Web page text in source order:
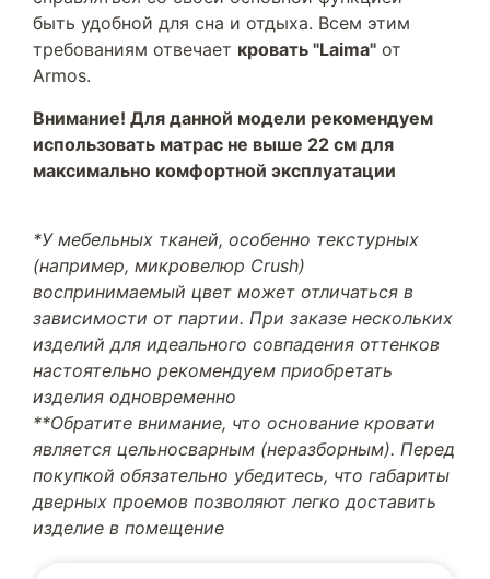
быть удобной для сна и отдыха. Всем этим
требованиям отвечает кровать "Laima" от
Armos.
Внимание! Для данной модели рекомендуем
использовать матрас не выше 22 см для
максимально комфортной эксплуатации
*У мебельных тканей, особенно текстурных
(например, микровелюр Crush)
воспринимаемый цвет может отличаться в
зависимости от партии. При заказе нескольких
изделий для идеального совпадения оттенков
настоятельно рекомендуем приобретать
изделия одновременно
**Обратите внимание, что основание кровати
является цельносварным (неразборным). Перед
покупкой обязательно убедитесь, что габариты
дверных проемов позволяют легко доставить
изделие в помещение